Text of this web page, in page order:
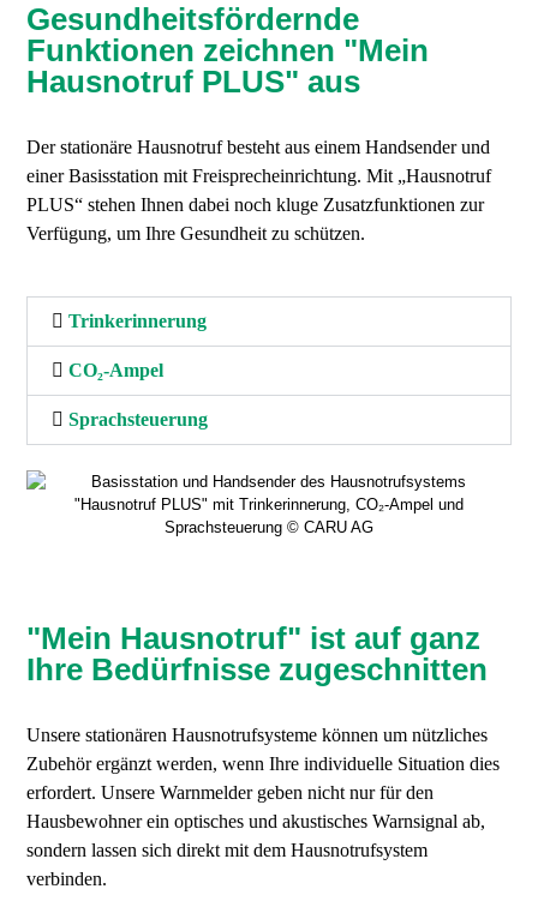
Gesundheitsfördernde
Funktionen zeichnen "Mein
Hausnotruf PLUS" aus
Der stationäre Hausnotruf besteht aus einem Handsender und
einer Basisstation mit Freisprecheinrichtung. Mit „Hausnotruf
PLUS“ stehen Ihnen dabei noch kluge Zusatzfunktionen zur
Verfügung, um Ihre Gesundheit zu schützen.
Trinkerinnerung
CO₂-Ampel
Sprachsteuerung
"Hausnotruf PLUS" mit Trinkerinnerung, CO₂-Ampel und
Sprachsteuerung © CARU AG
"Mein Hausnotruf" ist auf ganz
Ihre Bedürfnisse zugeschnitten
Unsere stationären Hausnotrufsysteme können um nützliches
Zubehör ergänzt werden, wenn Ihre individuelle Situation dies
erfordert. Unsere Warnmelder geben nicht nur für den
Hausbewohner ein optisches und akustisches Warnsignal ab,
sondern lassen sich direkt mit dem Hausnotrufsystem
verbinden.